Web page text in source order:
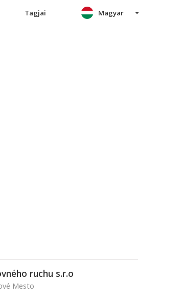
Tagjai Magyar
ruchu s.r.o
Mesto